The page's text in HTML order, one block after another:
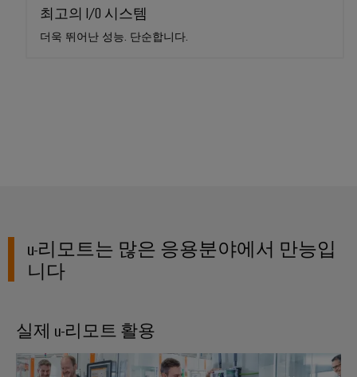
최고의 I/O 시스템
더욱 뛰어난 성능. 단순합니다.
u-리모트는 많은 응용분야에서 만능입
니다
실제 u-리모트 활용